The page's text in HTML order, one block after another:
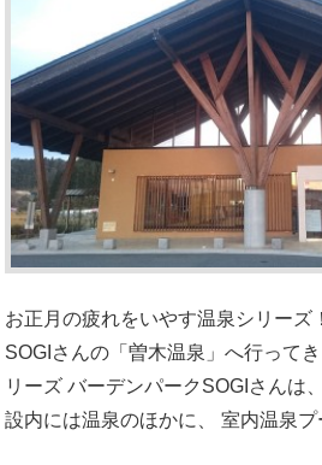
お正月の疲れをいやす温泉シリーズ
SOGIさんの「曽木温泉」へ行って
リーズ バーデンパークSOGIさんは
設内には温泉のほかに、 室内温泉プ